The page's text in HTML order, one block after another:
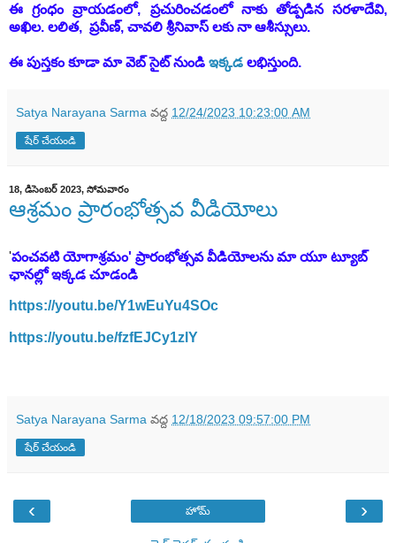
ఈ గ్రంధం వ్రాయడంలో, ప్రచురించడంలో నాకు తోడ్పడిన సరళాదేవి,
అఖిల. లలిత, ప్రవీణ్, చావలి శ్రీనివాస్ లకు నా ఆశీస్సులు.
ఈ పుస్తకం కూడా మా వెబ్ సైట్ నుండి ఇక్కడ లభిస్తుంది.
Satya Narayana Sarma వద్ద 12/24/2023 10:23:00 AM
షేర్ చేయండి
18, డిసెంబర్ 2023, సోమవారం
ఆశ్రమం ప్రారంభోత్సవ వీడియోలు
'పంచవటి యోగాశ్రమం' ప్రారంభోత్సవ వీడియోలను మా యూ ట్యూబ్
ఛానల్లో ఇక్కడ చూడండి
https://youtu.be/Y1wEuYu4SOc
https://youtu.be/fzfEJCy1zlY
Satya Narayana Sarma వద్ద 12/18/2023 09:57:00 PM
షేర్ చేయండి
‹ ›
హోమ్